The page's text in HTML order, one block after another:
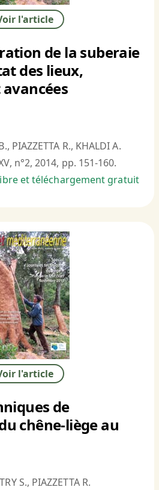
l'article
de la suberaie
des lieux,
PIAZZETTA R., KHALDI A.
n°2, 2014, pp. 151-160.
et téléchargement gratuit
l'article
de
chêne-liège au
S., PIAZZETTA R.